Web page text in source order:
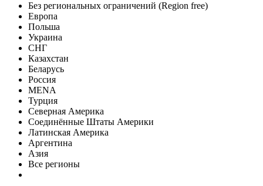
Без региональных ограничений (Region free)
Европа
Польша
Украина
СНГ
Казахстан
Беларусь
Россия
MENA
Турция
Северная Америка
Соединённые Штаты Америки
Латинская Америка
Аргентина
Азия
Все регионы